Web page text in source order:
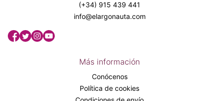
(+34) 915 439 441
info@elargonauta.com
Más información
Conócenos
Política de cookies